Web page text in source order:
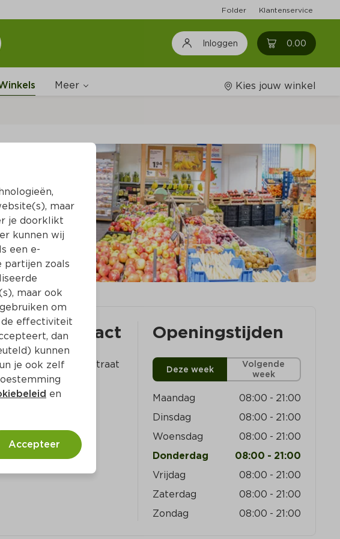
Folder Klantenservice
Inloggen 0.00 0
Meer
Wijnshop
Boodschappenlijstjes
Kies jouw winkel
en contact
Huijgensstraat
2802 LZ Gouda
Openingstijden
Deze week
Volgende
week
Maandag 08:00 - 21:00
Dinsdag
08:00 - 21:00
Woensdag
08:00 - 21:00
Donderdag
08:00 - 21:00
Vrijdag
08:00 - 21:00
Zaterdag
08:00 - 21:00
Zondag
08:00 - 21:00
maar
je doorklikt
kunnen wij
een e-
partijen zoals
maar ook
om
de effectiviteit
dan
kunnen
je ook zelf
en
Accepteer